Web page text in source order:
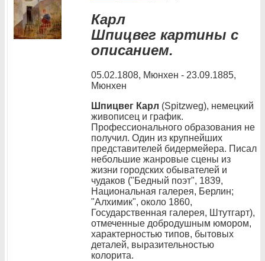
Карл
Шпицвег картины с
описанием.
05.02.1808, Мюнхен - 23.09.1885,
Мюнхен
Шпицвег Карл (Spitzweg), немецкий
живописец и график.
Профессионального образования не
получил. Один из крупнейших
представителей бидермейера. Писал
небольшие жанровые сцены из
жизни городских обывателей и
чудаков ("Бедный поэт", 1839,
Национальная галерея, Берлин;
"Алхимик", около 1860,
Государственная галерея, Штутгарт),
отмеченные добродушным юмором,
характерностью типов, бытовых
деталей, выразительностью
колорита.